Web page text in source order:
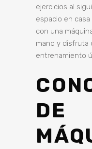
ejercicios al
espacio en
con una
mano y disfruta
entrenamiento
DE